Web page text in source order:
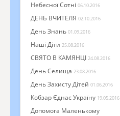
Небесної Сотні 06.10.2016
ДЕНЬ ВЧИТЕЛЯ 02.10.2016
День Знань 01.09.2016
Наші Діти 25.08.2016
СВЯТО В КАМЯНЦІ 24.08.2016
День Селища 23.08.2016
День Захисту Дітей 01.06.2016
Кобзар Єднає Україну 19.05.2016
Допомога Маленькому